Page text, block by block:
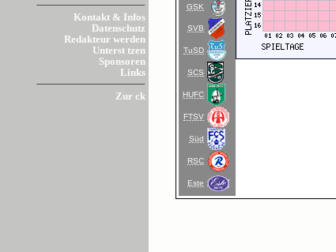
Kontakt & Infos
Datenschutz
Redakteur werden
Unterst tzen
Sponsoren
Links
Zur ck
GSK
SVB
TuSD
SCS
HUFC
FTSV
Süd
RSC
Este